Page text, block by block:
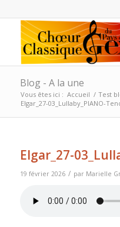
Blog - A la une
Vous êtes ici : Accueil / Test
Elgar_27-03_Lullaby_PIANO-
Elgar_27-
19 février 2026 / par Marielle